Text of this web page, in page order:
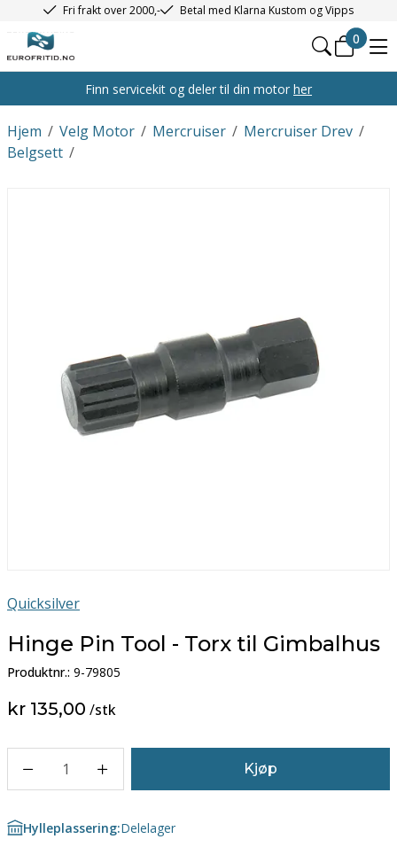
Fri frakt over 2000,- Betal med Klarna Kustom og Vipps
0
Finn servicekit og deler til din motor her
/
Hjem /
Velg Motor /
Mercruiser /
Mercruiser Drev
/
Belgsett
Quicksilver
Hinge Pin Tool - Torx til Gimbalhus
Produktnr.: 9-79805
kr 135,00 /stk
1 Kjøp
Hylleplassering:Delelager